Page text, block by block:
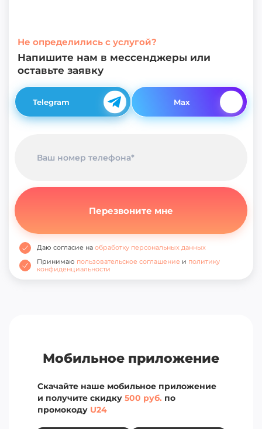
Не определились с услугой?
Напишите нам в мессенджеры или
оставьте заявку
Telegram Max
Даю согласие на обработку персональных данных
Принимаю пользовательское соглашение и политику
конфиденциальности
Мобильное приложение
Скачайте наше мобильное приложение
и получите скидку 500 руб. по
промокоду U24